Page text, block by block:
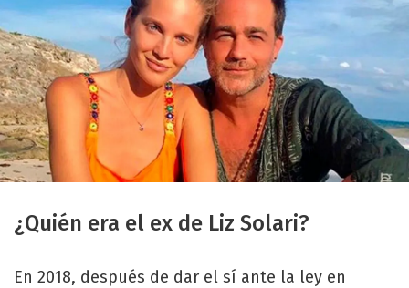
¿Quién era el ex de Liz Solari?
En 2018, después de dar el sí ante la ley en